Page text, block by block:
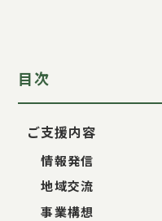
目次
ご支援内容
情報発信
地域交流
事業構想